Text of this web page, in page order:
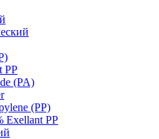
PP
(PA)
(PP)
Exellant PP